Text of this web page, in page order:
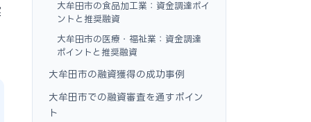
大牟田市の食品加工業：資金調達ポイ
ントと推奨融資
大牟田市の医療・福祉業：資金調達
ポイントと推奨融資
大牟田市の融資獲得の成功事例
大牟田市での融資審査を通すポイン
ト